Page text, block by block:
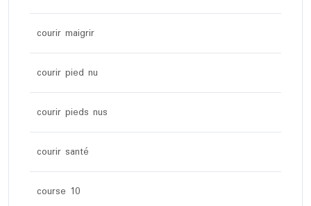
courir maigrir
courir pied nu
courir pieds nus
courir santé
course 10